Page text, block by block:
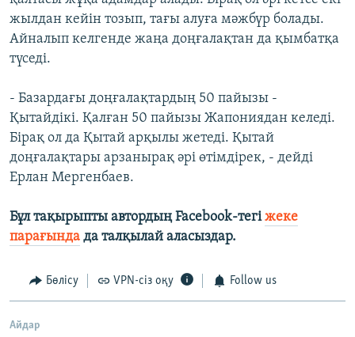
жылдан кейін тозып, тағы алуға мәжбүр болады.
Айналып келгенде жаңа доңғалақтан да қымбатқа
түседі.
- Базардағы доңғалақтардың 50 пайызы -
Қытайдікі. Қалған 50 пайызы Жапониядан келеді.
Бірақ ол да Қытай арқылы жетеді. Қытай
доңғалақтары арзанырақ әрі өтімдірек, - дейді
Ерлан Мергенбаев.
Бұл тақырыпты автордың Facebook-тегіжеке
парағында да талқылай аласыздар.
Бөлісу VPN-сіз оқу Follow us
Айдар